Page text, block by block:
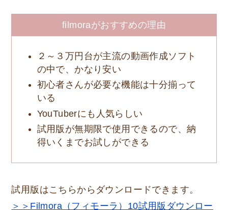
filmoraがおすすめの理由
２～３万円台が主流の動画作成ソフト
の中で、かなり安い
初心者さんが必要な機能は十分揃って
いる
YouTuberにも人気らしい
試用版が無期限で使用できるので、納
得いくまでお試しができる
試用版はこちらからダウンロードできます。
＞＞Filmora（フィモーラ）10試用版ダウンロー